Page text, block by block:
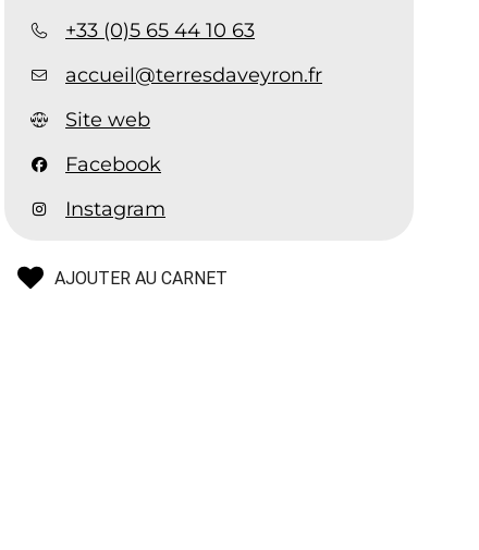
+33 (0)5 65 44 10 63
accueil@terresdaveyron.fr
Site web
Facebook
Instagram
AJOUTER AU CARNET